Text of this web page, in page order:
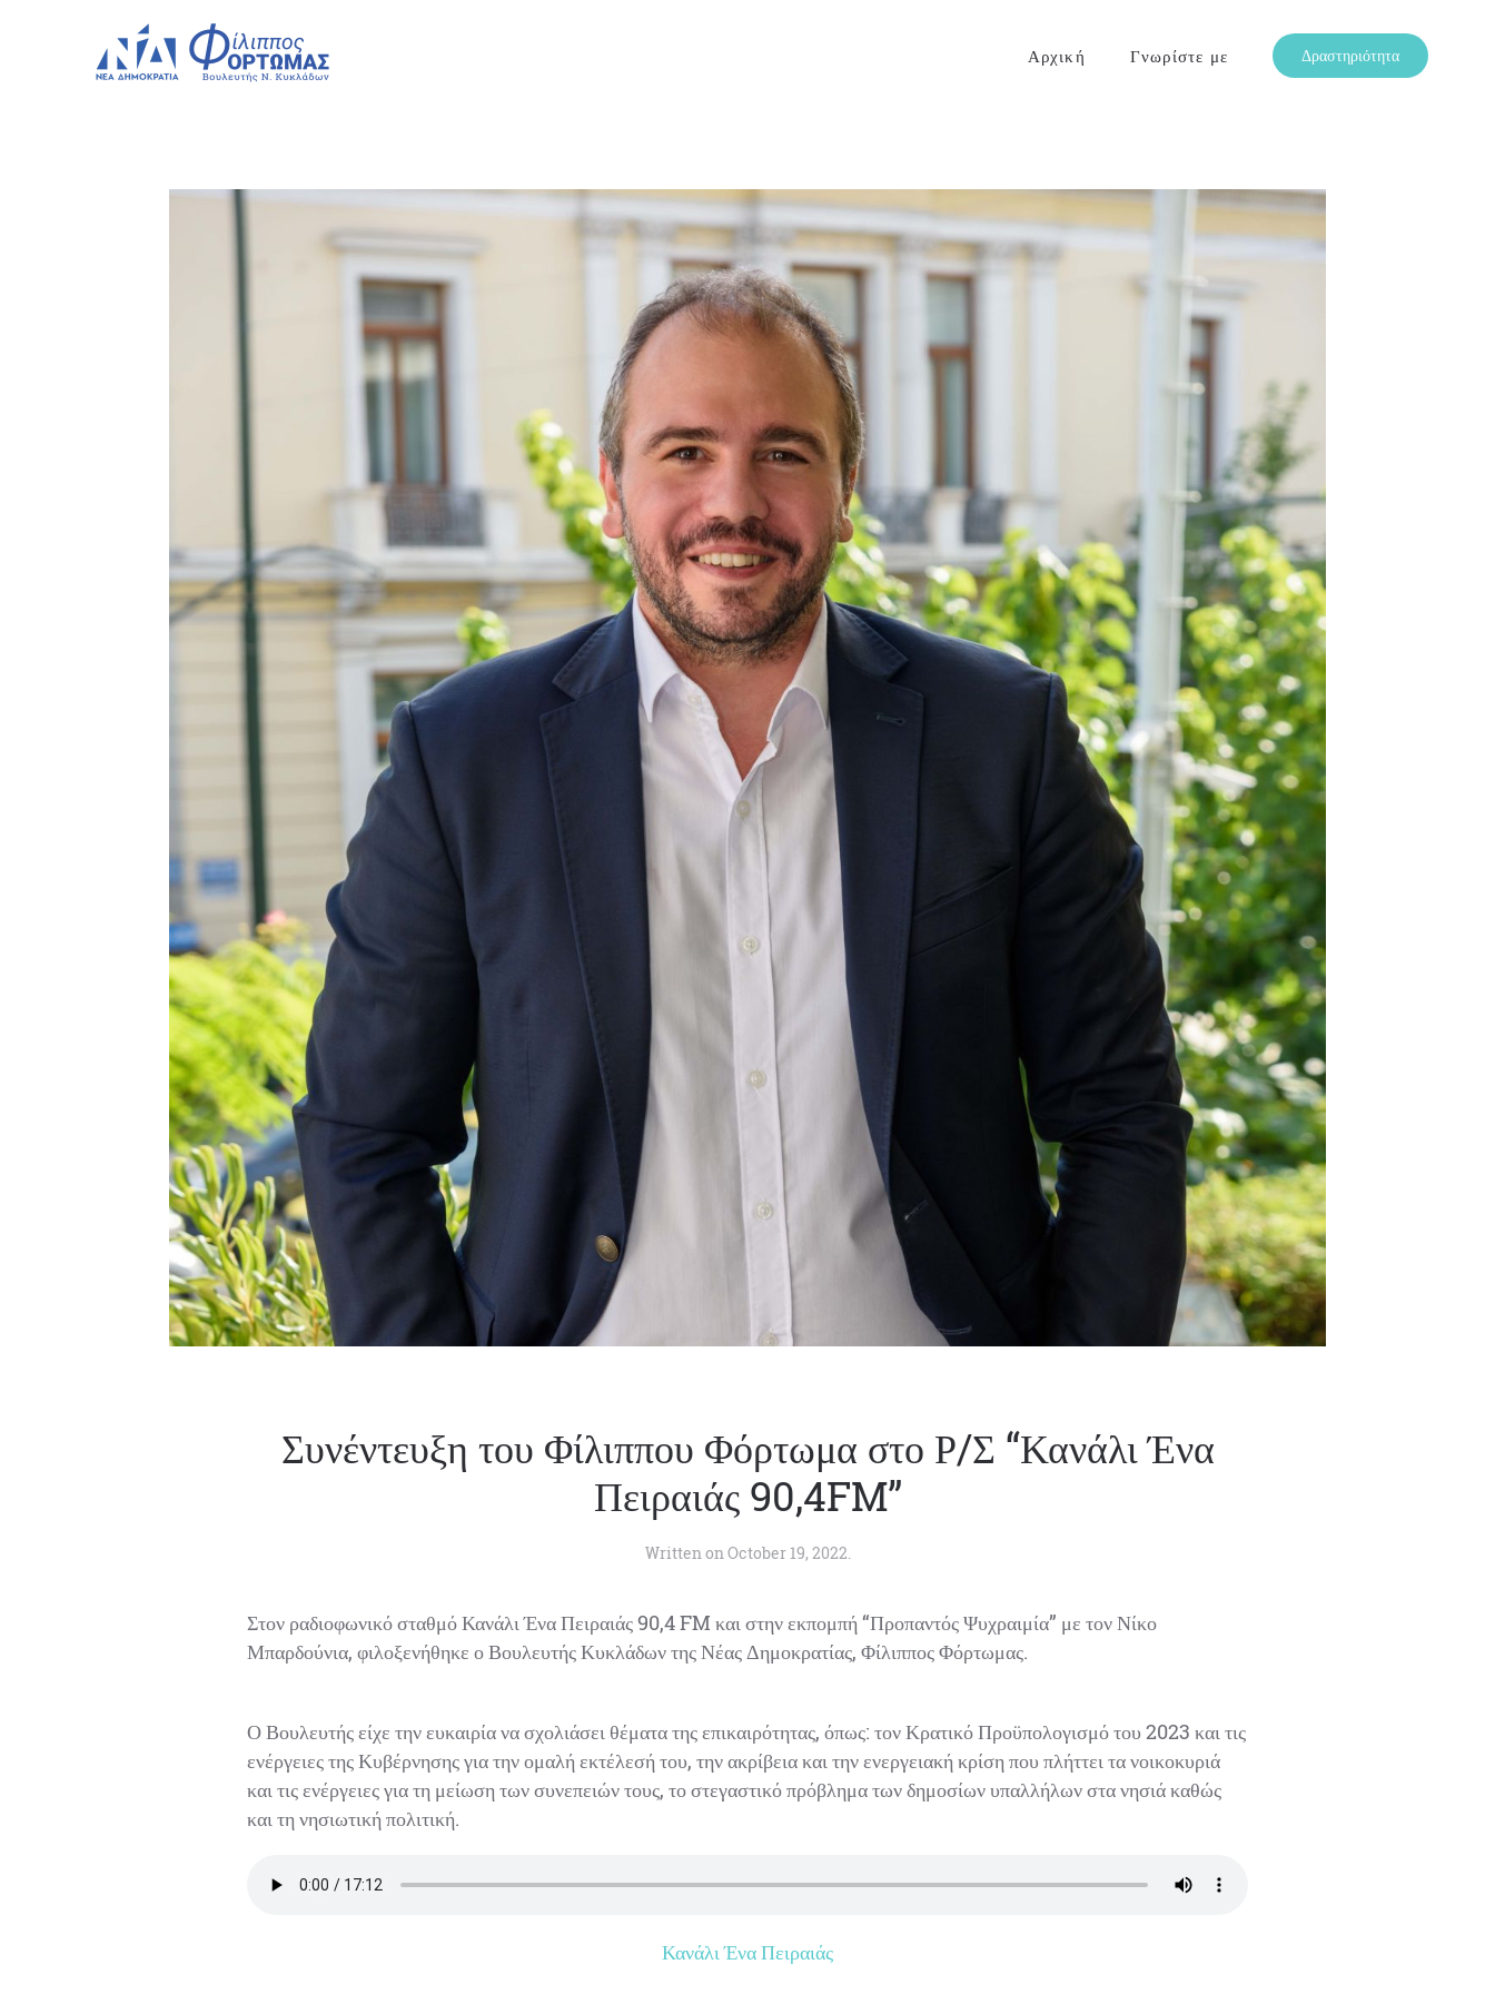
Αρχική Γνωρίστε με Δραστηριότητα
Συνέντευξη του Φίλιππου Φόρτωμα στο Ρ/Σ “Κανάλι Ένα
Πειραιάς 90,4FM”
Written onOctober 19, 2022.
Στον ραδιοφωνικό σταθμό Κανάλι Ένα Πειραιάς 90,4 FM και στην εκπομπή “Προπαντός Ψυχραιμία” με τον Νίκο
Μπαρδούνια, φιλοξενήθηκε ο Βουλευτής Κυκλάδων της Νέας Δημοκρατίας, Φίλιππος Φόρτωμας.
Ο Βουλευτής είχε την ευκαιρία να σχολιάσει θέματα της επικαιρότητας, όπως: τον Κρατικό Προϋπολογισμό του 2023 και τις
ενέργειες της Κυβέρνησης για την ομαλή εκτέλεσή του, την ακρίβεια και την ενεργειακή κρίση που πλήττει τα νοικοκυριά
και τις ενέργειες για τη μείωση των συνεπειών τους, το στεγαστικό πρόβλημα των δημοσίων υπαλλήλων στα νησιά καθώς
και τη νησιωτική πολιτική.
Κανάλι Ένα Πειραιάς
Μείνετε Συνδεδεμένοι
Ενημερωθείτε Πρώτοι για τα Τελευταία Νέα
για τις δράσεις του Βουλευτή μας!
X